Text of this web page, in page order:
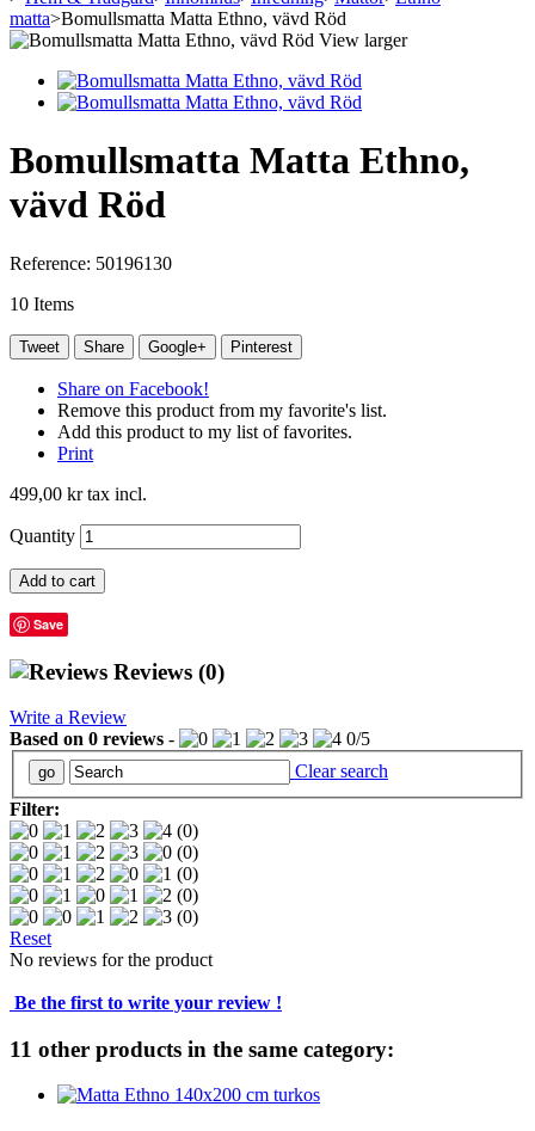
matta>Bomullsmatta Matta Ethno, vävd Röd
View larger
Bomullsmatta Matta Ethno,
vävd Röd
Reference: 50196130
10 Items
Tweet Share Google+ Pinterest
Share on Facebook!
Remove this product from my favorite's list.
Add this product to my list of favorites.
Print
499,00 krtax incl.
Quantity
Add to cart
Save
Reviews (0)
Write a Review
Based on 0 reviews - 0/5
Clear search
Filter:
(0)
(0)
(0)
(0)
(0)
Reset
No reviews for the product
Be the first to write your review !
11 other products in the same category: